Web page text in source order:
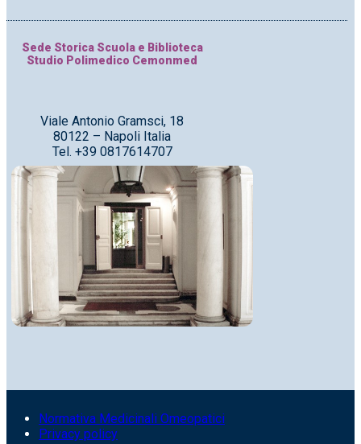
Sede Storica Scuola e Biblioteca
Studio Polimedico Cemonmed
Viale Antonio Gramsci, 18
80122 – Napoli Italia
Tel. +39 0817614707
Normativa Medicinali Omeopatici
Privacy policy